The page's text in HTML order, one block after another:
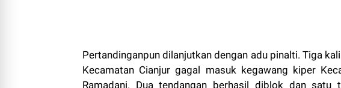
Pertandinganpun dilanjutkan dengan adu pinalti. Tiga
Kecamatan Cianjur gagal masuk kegawang kiper
Ramadani. Dua tendangan berhasil diblok dan satu